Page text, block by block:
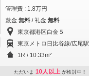
管理費 : 1.8万円
敷金 無料 / 礼金 無料
東京都港区白金５
東京メトロ日比谷線/広尾
1R / 10.33m²
ただいま 10人以上 が検討中！